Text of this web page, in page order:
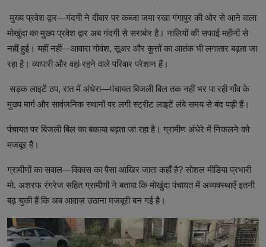
मुख्य प्रवेश द्वार—गंदगी ने दीवार पर कब्जा जमा रखा गंगापुर की ओर से आने वाला
मोखुंदा का मुख्य प्रवेश द्वार अब गंदगी से सराबोर है। नालियों की सफाई महीनों से
नहीं हुई। यहीं नहीं—आवारा गोवंश, सूअर और कुत्तों का आतंक भी लगातार बढ़ता जा
रहा है। व्यापारी और वहां रहने वाले परिवार परेशान हैं।
सड़क लाइटें ठप, रात में अंधेरा—पंचायत बिजली बिल तक नहीं भर पा रही गाँव के
मुख्य मार्ग और सार्वजनिक स्थानों पर लगी स्ट्रीट लाइटें लंबे समय से बंद पड़ी हैं।
पंचायत पर बिजली बिल का बकाया बढ़ता जा रहा है। ग्रामीण अंधेरे में निकलने को
मजबूर हैं।
ग्रामीणों का सवाल—विकास का पैसा आखिर जाता कहाँ है? सोशल मीडिया प्रभारी
मो. अशरफ रंगरेज सहित ग्रामीणों ने बताया कि मोखुंदा पंचायत में अव्यवस्थाएँ इतनी
बढ़ चुकी हैं कि अब आवाज़ उठाना मजबूरी बन गई है।